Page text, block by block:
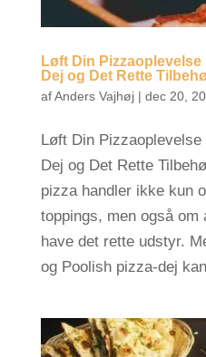
Løft Din
Dej og Det Rette
afAnders Vajhøj| dec 20,
Løft Din
Dej og Det Rette
pizza handler ikke kun
toppings, men også om
have det rette udstyr.
og Poolish pizza-dej